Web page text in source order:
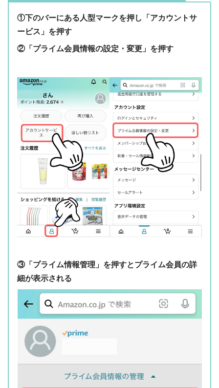
①下のバーにある人型マークを押し「アカウントサ
ービス」を押す
②「プライム会員情報の設定・変更」を押す
③「プライム情報管理」を押すとプライム会員の詳
細が表示される